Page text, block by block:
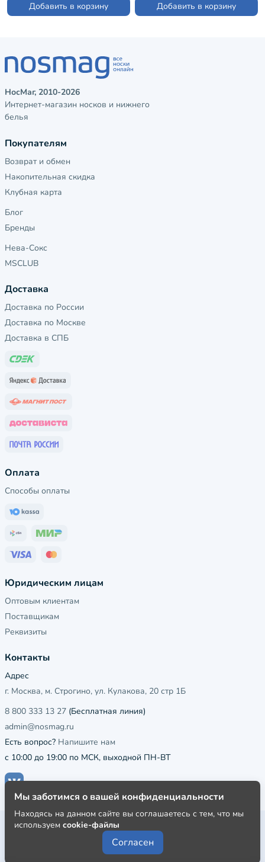
Добавить в корзину
Добавить в корзину
НосМаг, 2010-2026
Интернет-магазин носков и нижнего
белья
Покупателям
Возврат и обмен
Накопительная скидка
Клубная карта
Блог
Бренды
Нева-Сокс
MSCLUB
Доставка
Доставка по России
Доставка по Москве
Доставка в СПБ
Оплата
Способы оплаты
Юридическим лицам
Оптовым клиентам
Поставщикам
Реквизиты
Контакты
Адрес
г. Москва, м. Строгино, ул. Кулакова, 20 стр 1Б
8 800 333 13 27 (Бесплатная линия)
admin@nosmag.ru
Есть вопрос? Напишите нам
с 10:00 до 19:00 по МСК, выходной ПН-ВТ
Публичная оферта
Пользовательское соглашение
Мы заботимся о вашей конфиденциальности
Находясь на данном сайте вы соглашаетесь с тем, что мы
используем cookie-файлы
Согласен